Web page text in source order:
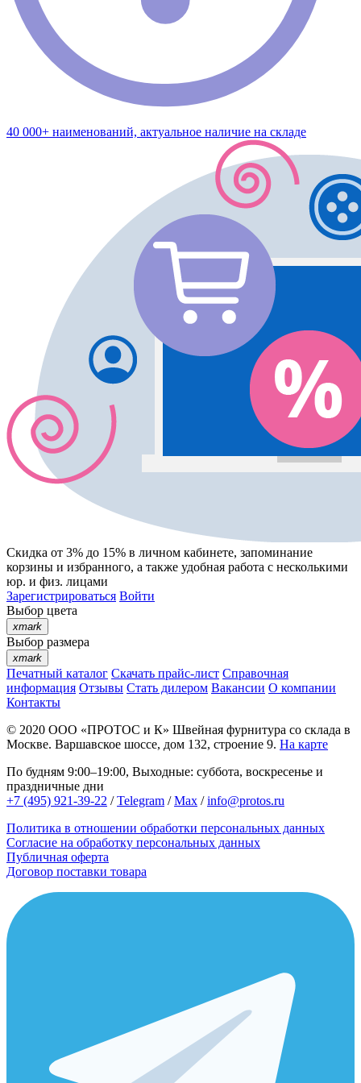
40 000+ наименований, актуальное наличие на складе
Скидка от 3% до 15% в личном кабинете, запоминание
корзины и избранного, а также удобная работа с несколькими
юр. и физ. лицами
Зарегистрироваться Войти
Выбор цвета
xmark
Выбор размера
xmark
Печатный каталог Скачать прайс-лист Справочная
информация Отзывы Стать дилером Вакансии О компании
Контакты
© 2020 ООО «ПРОТОС и К» Швейная фурнитура со склада в
Москве. Варшавское шоссе, дом 132, строение 9. На карте
По будням 9:00–19:00, Выходные: суббота, воскресенье и
праздничные дни
+7 (495) 921-39-22 /Telegram /Max /info@protos.ru
Политика в отношении обработки персональных данных
Согласие на обработку персональных данных
Публичная оферта
Договор поставки товара